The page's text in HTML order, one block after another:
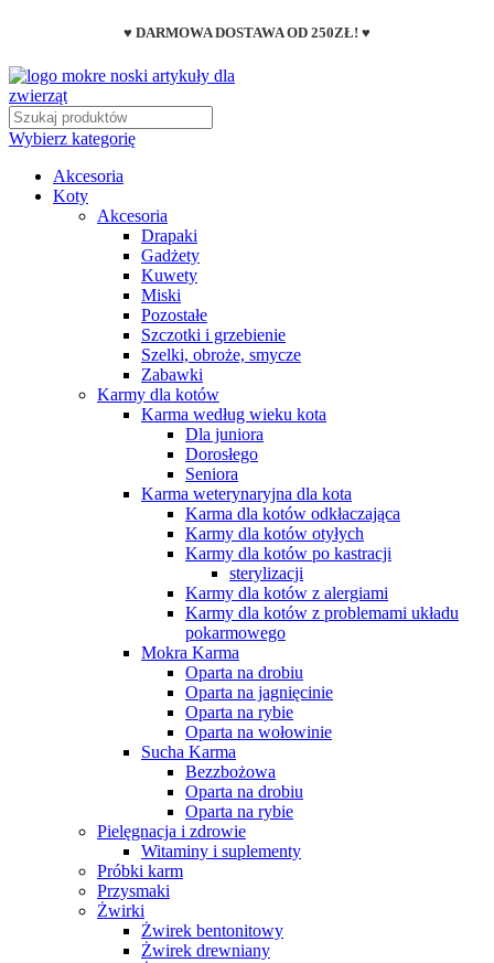
♥ DARMOWA DOSTAWA OD 250ZŁ! ♥
Wybierz kategorię
Akcesoria
Koty
Akcesoria
Drapaki
Gadżety
Kuwety
Miski
Pozostałe
Szczotki i grzebienie
Szelki, obroże, smycze
Zabawki
Karmy dla kotów
Karma według wieku kota
Dla juniora
Dorosłego
Seniora
Karma weterynaryjna dla kota
Karma dla kotów odkłaczająca
Karmy dla kotów otyłych
Karmy dla kotów po kastracji
sterylizacji
Karmy dla kotów z alergiami
Karmy dla kotów z problemami układu
pokarmowego
Mokra Karma
Oparta na drobiu
Oparta na jagnięcinie
Oparta na rybie
Oparta na wołowinie
Sucha Karma
Bezzbożowa
Oparta na drobiu
Oparta na rybie
Pielęgnacja i zdrowie
Witaminy i suplementy
Próbki karm
Przysmaki
Żwirki
Żwirek bentonitowy
Żwirek drewniany